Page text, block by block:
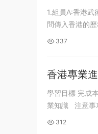
1.組員A:香港
問傳入香港的
337
香港專業
學習目標 完成本節後，學員應能： 獨立設計體能提升訓練計劃 掌握各種體能訓練方法 學習重點 了解如何撰寫計劃書 運用體適能的專
312